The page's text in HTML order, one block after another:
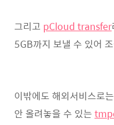
그리고 pCloud transfer
5GB까지 보낼 수 있어
이밖에도 해외서비스로
안 올려놓을 수 있는